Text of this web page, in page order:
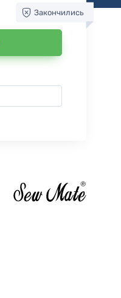
Закончились